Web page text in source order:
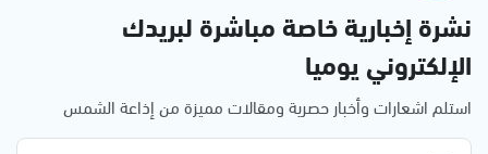
نشرة إخبارية خاصة مباشرة لبريدك
الإلكتروني يوميا
استلم اشعارات وأخبار حصرية ومقالات مميزة من إذاعة الشمس